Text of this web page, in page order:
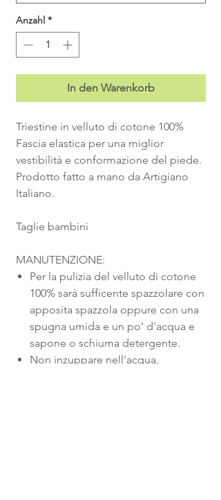
Anzahl *
In den Warenkorb
Triestine in velluto di cotone 100%
Fascia elastica per una miglior
vestibilità e conformazione del piede.
Prodotto fatto a mano da Artigiano
Italiano.
Taglie bambini
MANUTENZIONE:
Per la pulizia del velluto di cotone
100% sarà sufficente spazzolare con
apposita spazzola oppure con una
spugna umida e un po' d'acqua e
sapone o schiuma detergente.
Non inzuppare nell'acqua,